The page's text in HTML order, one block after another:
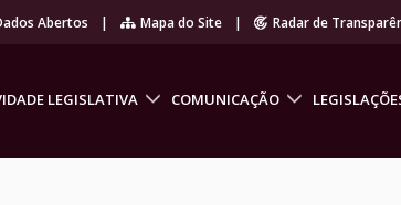
Abertos | Mapa do Site | Radar de
LEGISLATIVA COMUNICAÇÃO